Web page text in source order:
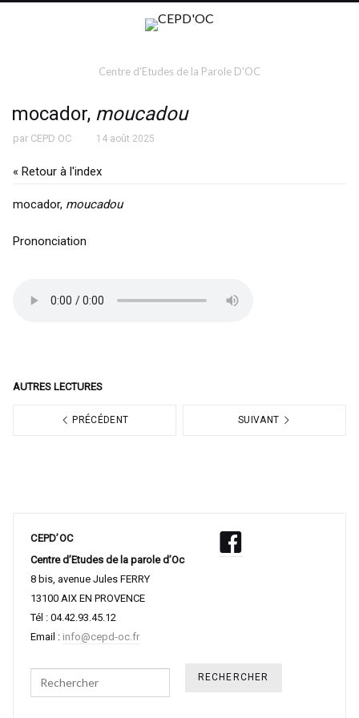
Centre d'Etudes de la Parole D'OC
mocador, moucadou
par CEPD OC 14 août 2025
« Retour à l'index
mocador, moucadou
Prononciation
AUTRES LECTURES
PRÉCÉDENT SUIVANT
CEPD’OC
Centre d’Etudes de la parole d’Oc
8 bis, avenue Jules FERRY
13100 AIX EN PROVENCE
Tél : 04.42.93.45.12
Email : info@cepd-oc.fr
Search